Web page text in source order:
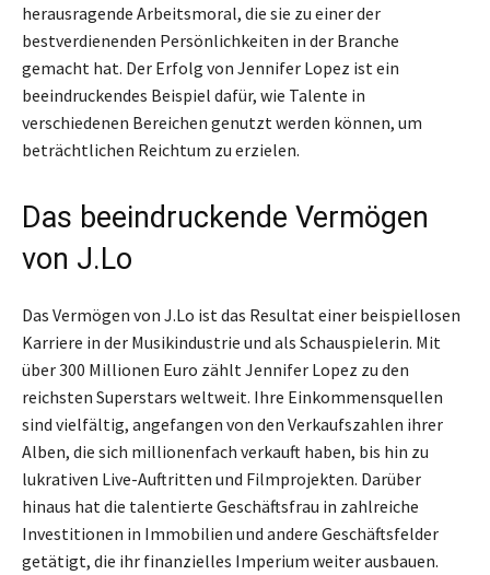
herausragende Arbeitsmoral, die sie zu einer der
bestverdienenden Persönlichkeiten in der Branche
gemacht hat. Der Erfolg von Jennifer Lopez ist ein
beeindruckendes Beispiel dafür, wie Talente in
verschiedenen Bereichen genutzt werden können, um
beträchtlichen Reichtum zu erzielen.
Das beeindruckende Vermögen
von J.Lo
Das Vermögen von J.Lo ist das Resultat einer beispiellosen
Karriere in der Musikindustrie und als Schauspielerin. Mit
über 300 Millionen Euro zählt Jennifer Lopez zu den
reichsten Superstars weltweit. Ihre Einkommensquellen
sind vielfältig, angefangen von den Verkaufszahlen ihrer
Alben, die sich millionenfach verkauft haben, bis hin zu
lukrativen Live-Auftritten und Filmprojekten. Darüber
hinaus hat die talentierte Geschäftsfrau in zahlreiche
Investitionen in Immobilien und andere Geschäftsfelder
getätigt, die ihr finanzielles Imperium weiter ausbauen.